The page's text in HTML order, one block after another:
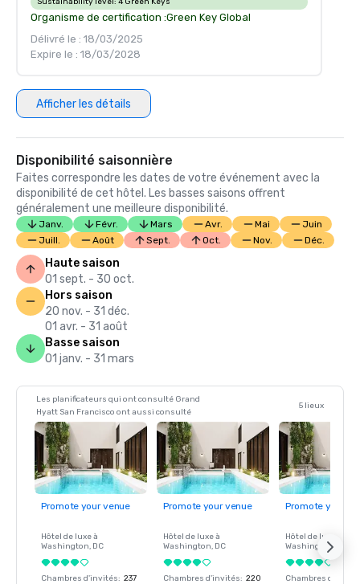
Organisme de certification :Green Key Global
Délivré le : 18/03/2025
Expire le : 18/03/2028
Afficher les détails
Disponibilité saisonnière
Faites correspondre les dates de votre événement avec la
disponibilité de cet hôtel. Les basses saisons offrent
généralement une meilleure disponibilité.
Janv. Févr. Mars Avr. Mai
Juin
Juill.
Août Sept. Oct. Nov. Déc.
Haute saison
01 sept. - 30 oct.
Hors saison
20 nov. - 31 déc.
01 avr. - 31 août
Basse saison
01 janv. - 31 mars
Les planificateurs qui ont consulté Grand
Hyatt San Francisco ont aussi consulté
5 lieux
Promote your venue
Hôtel de luxe à
Washington, DC
Chambres d'invités: 237
Promote your venue
Hôtel de luxe à
Washington, DC
Chambres d'invités: 220
Promote your
Hôtel de luxe à
Washington
Chambres